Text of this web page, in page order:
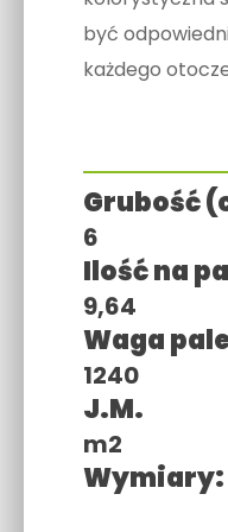
być
każdego
Grubość
6
Ilość na
9,64
Waga
1240
J.M.
m2
Wymiary: